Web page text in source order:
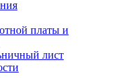
платы и
лист